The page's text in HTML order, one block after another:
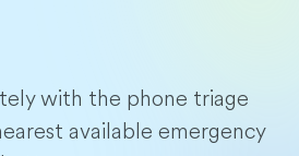
with the phone triage
available emergency